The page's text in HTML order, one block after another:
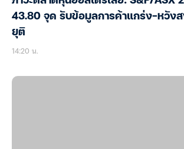
43.80 จุด รับข้อมูลการค้าแกร่ง-หวังส
ยุติ
14:20 น.